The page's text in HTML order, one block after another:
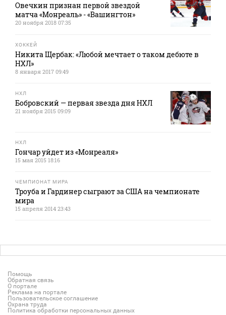
Овечкин признан первой звездой
матча «Монреаль» - «Вашингтон»
20 ноября 2018 07:35
ХОККЕЙ
Никита Щербак: «Любой мечтает о таком дебюте в
НХЛ»
8 января 2017 09:49
НХЛ
Бобровский — первая звезда дня НХЛ
21 ноября 2015 09:09
НХЛ
Гончар уйдет из «Монреаля»
15 мая 2015 18:16
ЧЕМПИОНАТ МИРА
Троуба и Гардинер сыграют за США на чемпионате
мира
15 апреля 2014 23:43
Помощь
Обратная связь
О портале
Реклама на портале
Пользовательское соглашение
Охрана труда
Политика обработки персональных данных